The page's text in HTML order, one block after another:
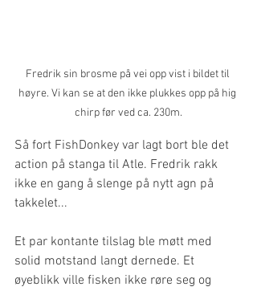
Fredrik sin brosme på vei opp vist i bildet til
høyre. Vi kan se at den ikke plukkes opp på hig
chirp før ved ca. 230m.
Så fort FishDonkey var lagt bort ble det
action på stanga til Atle. Fredrik rakk
ikke en gang å slenge på nytt agn på
takkelet...
Et par kontante tilslag ble møtt med
solid motstand langt dernede. Et
øyeblikk ville fisken ikke røre seg og